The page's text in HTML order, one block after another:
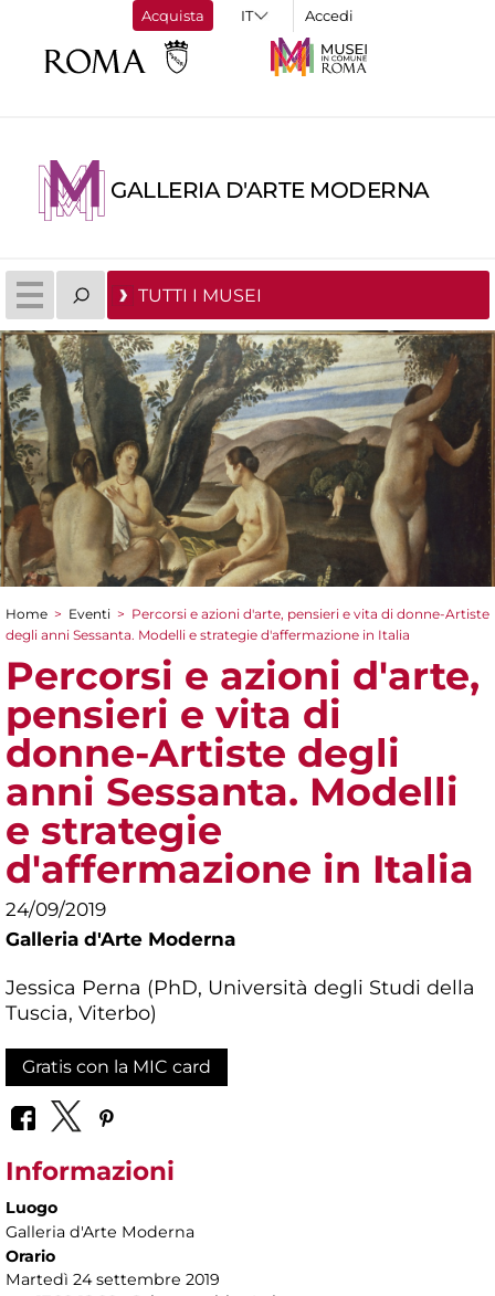
Acquista Accedi
GALLERIA D'ARTE MODERNA
TUTTI I MUSEI
Tu sei qui
Home > Eventi > Percorsi e azioni d'arte, pensieri e vita di donne-Artiste
degli anni Sessanta. Modelli e strategie d'affermazione in Italia
Percorsi e azioni d'arte,
pensieri e vita di
donne-Artiste degli
anni Sessanta. Modelli
e strategie
d'affermazione in Italia
24/09/2019
Galleria d'Arte Moderna
Jessica Perna (PhD, Università degli Studi della
Tuscia, Viterbo)
Gratis con la MIC card
Informazioni
Luogo
Galleria d'Arte Moderna
Orario
Martedì 24 settembre 2019